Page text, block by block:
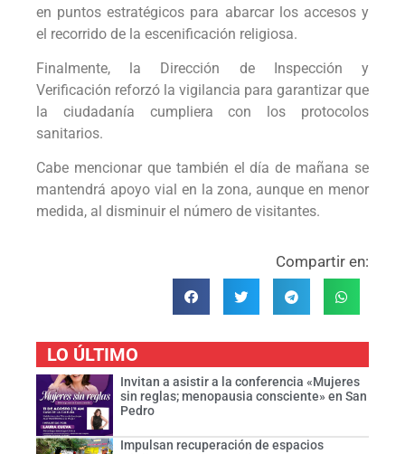
en puntos estratégicos para abarcar los accesos y
el recorrido de la escenificación religiosa.
Finalmente, la Dirección de Inspección y
Verificación reforzó la vigilancia para garantizar que
la ciudadanía cumpliera con los protocolos
sanitarios.
Cabe mencionar que también el día de mañana se
mantendrá apoyo vial en la zona, aunque en menor
medida, al disminuir el número de visitantes.
Compartir en:
LO ÚLTIMO
Invitan a asistir a la conferencia «Mujeres
sin reglas; menopausia consciente» en San
Pedro
Impulsan recuperación de espacios